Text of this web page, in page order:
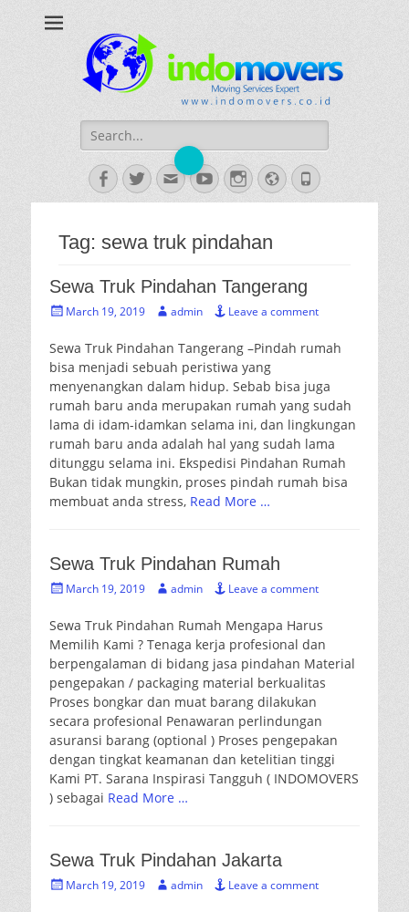
Jasa Pindahan Profesional
Search
for:
Facebook
TwitterEmailYouTubeInstagram
WebsitePhone
Tag: sewa truk pindahan
Sewa Truk Pindahan Tangerang
PostedMarch 19, 2019 Author
admin Leave a comment
Sewa Truk Pindahan Tangerang –Pindah rumah
bisa menjadi sebuah peristiwa yang
menyenangkan dalam hidup. Sebab bisa juga
rumah baru anda merupakan rumah yang sudah
lama di idam-idamkan selama ini, dan lingkungan
rumah baru anda adalah hal yang sudah lama
ditunggu selama ini. Ekspedisi Pindahan Rumah
Bukan tidak mungkin, proses pindah rumah bisa
membuat anda stress, Read More …
Sewa Truk Pindahan Rumah
PostedMarch 19, 2019 Author
admin Leave a comment
Sewa Truk Pindahan Rumah Mengapa Harus
Memilih Kami ? Tenaga kerja profesional dan
berpengalaman di bidang jasa pindahan Material
pengepakan / packaging material berkualitas
Proses bongkar dan muat barang dilakukan
secara profesional Penawaran perlindungan
asuransi barang (optional ) Proses pengepakan
dengan tingkat keamanan dan ketelitian tinggi
Kami PT. Sarana Inspirasi Tangguh ( INDOMOVERS
) sebagai Read More …
Sewa Truk Pindahan Jakarta
PostedMarch 19, 2019 Author
admin Leave a comment